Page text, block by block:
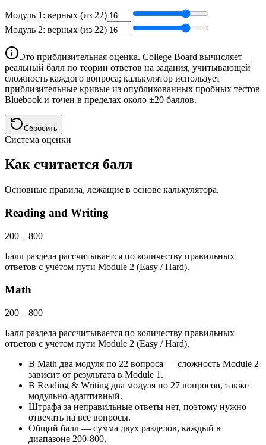
Модуль 1: верных (из 22)
Модуль 2: верных (из 22)
Это приблизительная оценка. College Board вычисляет
реальный балл по теории ответов на задания, учитывающей
сложность каждого вопроса; калькулятор использует
приблизительные кривые из опубликованных пробных тестов
Bluebook и точен в пределах около ±20 баллов.
Сбросить
Система оценки
Как считается балл
Основные правила, лежащие в основе калькулятора.
Reading and Writing
200 – 800
Балл раздела рассчитывается по количеству правильных
ответов с учётом пути Module 2 (Easy / Hard).
Math
200 – 800
Балл раздела рассчитывается по количеству правильных
ответов с учётом пути Module 2 (Easy / Hard).
В Math два модуля по 22 вопроса — сложность Module 2
зависит от результата в Module 1.
В Reading & Writing два модуля по 27 вопросов, также
модульно-адаптивный.
Штрафа за неправильные ответы нет, поэтому нужно
отвечать на все вопросы.
Общий балл — сумма двух разделов, каждый в
диапазоне 200-800.